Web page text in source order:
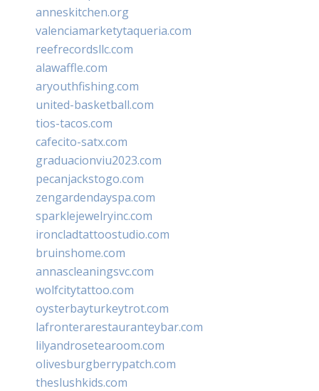
anneskitchen.org
valenciamarketytaqueria.com
reefrecordsllc.com
alawaffle.com
aryouthfishing.com
united-basketball.com
tios-tacos.com
cafecito-satx.com
graduacionviu2023.com
pecanjackstogo.com
zengardendayspa.com
sparklejewelryinc.com
ironcladtattoostudio.com
bruinshome.com
annascleaningsvc.com
wolfcitytattoo.com
oysterbayturkeytrot.com
lafronterarestauranteybar.com
lilyandrosetearoom.com
olivesburgberrypatch.com
theslushkids.com